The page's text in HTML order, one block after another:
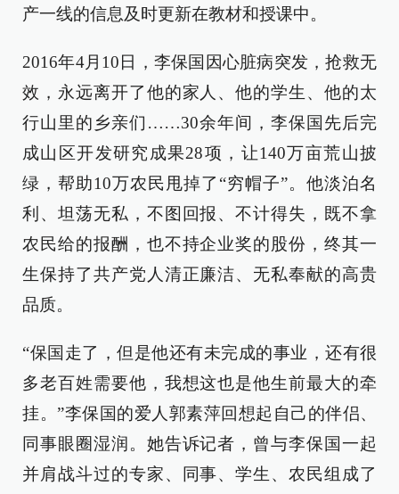
产一线的信息及时更新在教材和授课中。
2016年4月10日，李保国因心脏病突发，抢救无
效，永远离开了他的家人、他的学生、他的太
行山里的乡亲们……30余年间，李保国先后完
成山区开发研究成果28项，让140万亩荒山披
绿，帮助10万农民甩掉了“穷帽子”。他淡泊名
利、坦荡无私，不图回报、不计得失，既不拿
农民给的报酬，也不持企业奖的股份，终其一
生保持了共产党人清正廉洁、无私奉献的高贵
品质。
“保国走了，但是他还有未完成的事业，还有很
多老百姓需要他，我想这也是他生前最大的牵
挂。”李保国的爱人郭素萍回想起自己的伴侣、
同事眼圈湿润。她告诉记者，曾与李保国一起
并肩战斗过的专家、同事、学生、农民组成了